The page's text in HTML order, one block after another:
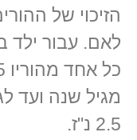
הזיכוי של
לאם. עבור ילד
2.5 נ"ז.